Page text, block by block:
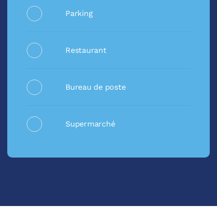
Parking
Restaurant
Bureau de poste
Supermarché